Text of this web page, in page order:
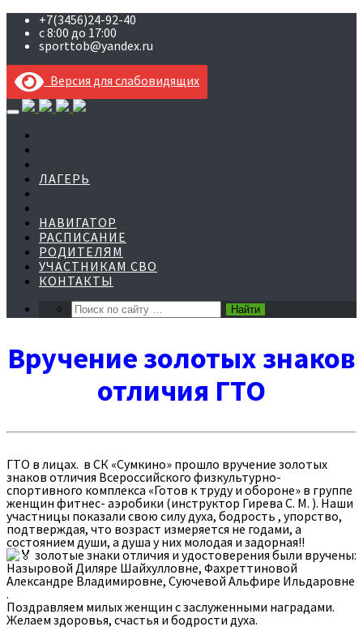
+7(3456)24-92-40
с 8:00 до 17:00
sporttob@yandex.ru
Версия для слабовидящих
Skip
to
content
ЛАГЕРЬ
НАВИГАТОР
РАСПИСАНИЕ
РОДИТЕЛЯМ
УЧАСТНИКАМ СВО
КОНТАКТЫ
Вручение золотых знаков
отличия ГТО
ГТО в лицах. в СК «Сумкино» прошло вручение золотых
знаков отличия Всероссийского физкультурно-
спортивного комплекса «Готов к труду и обороне» в группе
женщин фитнес- аэробики (инструктор Гирева С. М. ). Наши
участницы показали свою силу духа, бодрость , упорство,
подтверждая, что возраст измеряется не годами, а
состоянием души, а душа у них молодая и задорная!!
золотые знаки отличия и удостоверения были вручены:
Назыровой Диляре Шайхулловне, Фахреттиновой
Александре Владимировне, Суючевой Альфире Ильдаровне
.
Поздравляем милых женщин с заслуженными наградами.
Желаем здоровья, счастья и бодрости духа.